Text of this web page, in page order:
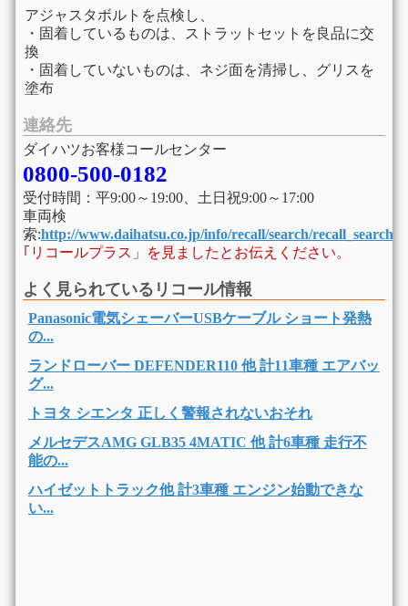
アジャスタボルトを点検し、
・固着しているものは、ストラットセットを良品に交
換
・固着していないものは、ネジ面を清掃し、グリスを
塗布
連絡先
ダイハツお客様コールセンター
0800-500-0182
受付時間：平9:00～19:00、土日祝9:00～17:00
車両検
索:http://www.daihatsu.co.jp/info/recall/search/
｢リコールプラス」を見ましたとお伝えください。
よく見られているリコール情報
Panasonic電気シェーバーUSBケーブル ショート発熱
の...
ランドローバー DEFENDER110 他 計11車種 エアバッ
グ...
トヨタ シエンタ 正しく警報されないおそれ
メルセデスAMG GLB35 4MATIC 他 計6車種 走行不
能の...
ハイゼットトラック他 計3車種 エンジン始動できな
い...